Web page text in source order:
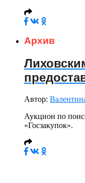
Архив
Автор:
Аукцион по
«Госзакупок».